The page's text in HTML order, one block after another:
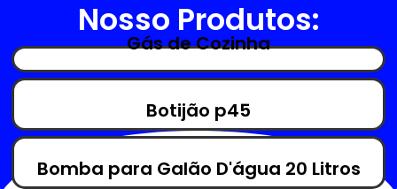
Nosso Produtos:
Gás de Cozinha
Botijão p45
Bomba para Galão D'água 20 Litros